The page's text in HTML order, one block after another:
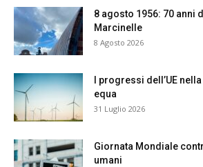
8 agosto 1956: 70 anni
Marcinelle
8 Agosto 2026
I progressi dell’UE
equa
31 Luglio 2026
Giornata Mondiale
umani